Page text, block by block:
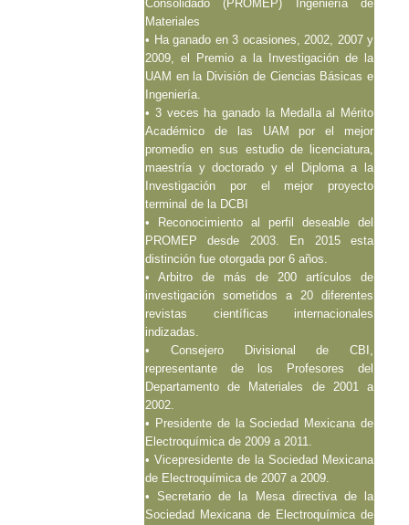
Consolidado (PROMEP) Ingeniería de
Materiales
• Ha ganado en 3 ocasiones, 2002, 2007 y
2009, el Premio a la Investigación de la
UAM en la División de Ciencias Básicas e
Ingeniería.
• 3 veces ha ganado la Medalla al Mérito
Académico de las UAM por el mejor
promedio en sus estudio de licenciatura,
maestría y doctorado y el Diploma a la
Investigación por el mejor proyecto
terminal de la DCBI
• Reconocimiento al perfil deseable del
PROMEP desde 2003. En 2015 esta
distinción fue otorgada por 6 años.
• Arbitro de más de 200 artículos de
investigación sometidos a 20 diferentes
revistas científicas internacionales
indizadas.
• Consejero Divisional de CBI,
representante de los Profesores del
Departamento de Materiales de 2001 a
2002.
• Presidente de la Sociedad Mexicana de
Electroquímica de 2009 a 2011.
• Vicepresidente de la Sociedad Mexicana
de Electroquímica de 2007 a 2009.
• Secretario de la Mesa directiva de la
Sociedad Mexicana de Electroquímica de